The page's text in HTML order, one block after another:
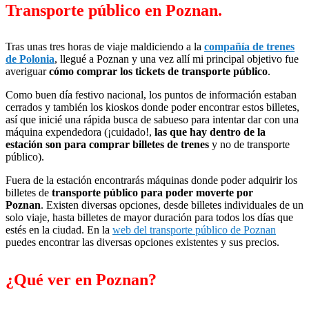
Transporte público en Poznan.
Tras unas tres horas de viaje maldiciendo a la compañía de trenes
de Polonia, llegué a Poznan y una vez allí mi principal objetivo fue
averiguarcómo comprar los tickets de transporte público.
Como buen día festivo nacional, los puntos de información estaban
cerrados y también los kioskos donde poder encontrar estos billetes,
así que inicié una rápida busca de sabueso para intentar dar con una
máquina expendedora (¡cuidado!, las que hay dentro de la
estación son para comprar billetes de trenes y no de transporte
público).
Fuera de la estación encontrarás máquinas donde poder adquirir los
billetes de transporte público para poder moverte por
Poznan. Existen diversas opciones, desde billetes individuales de un
solo viaje, hasta billetes de mayor duración para todos los días que
estés en la ciudad. En la web del transporte público de Poznan
puedes encontrar las diversas opciones existentes y sus precios.
¿Qué ver en Poznan?